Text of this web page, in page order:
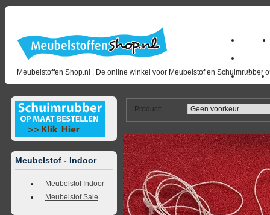
Meubelstoffen Shop.nl | De online winkel voor Meubelstof en Schuimrubber
Home
Outlet
Meubelstof - Indoor
Meubelstof Indoor
Meubelstof Sale
Product: